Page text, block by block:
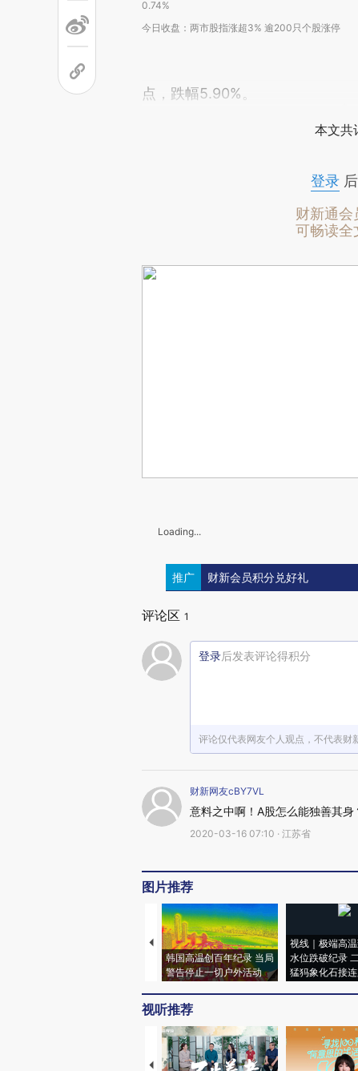
0.74%
今日收盘：两市股指涨超3% 逾200只个股涨停
点，跌幅5.90%。
本文共
登录后
财新通会
可畅读全
Loading...
推广 财新会员积分兑好礼
评论区 1
登录后发表评论得积分
评论仅代表网友个人观点，不代表财
财新网友cBY7VL
意料之中啊！A股怎么能独善其身
2020-03-16 07:10 · 江苏省
图片推荐
韩国高温创百年纪录 当局
警告停止一切户外活动
视线｜极端高
水位跌破纪录
猛犸象化石接
视听推荐